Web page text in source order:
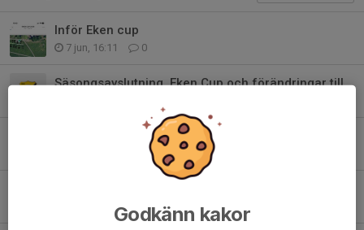
Inför Eken cup
7 jun, 16:11 0
Säsongsavslutning, Eken Cup och förändringar till nästa säsong
Ny kod till hallen + träningstid 9.00-10.15
0
8 nov 2025Godkänn kakor